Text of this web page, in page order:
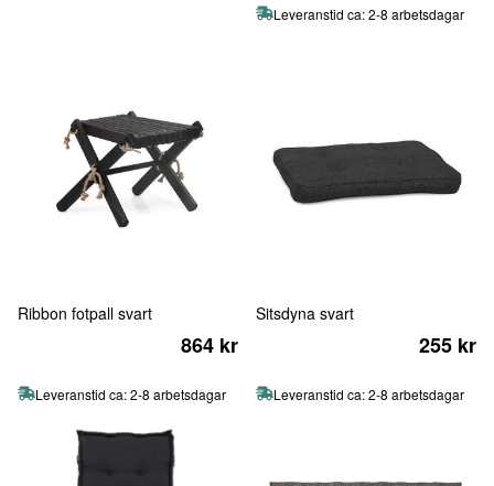
Leveranstid ca: 2-8 arbetsdagar
Ribbon fotpall svart
864 kr
Leveranstid ca: 2-8 arbetsdagar
Sitsdyna svart
255 kr
Leveranstid ca: 2-8 arbetsdagar